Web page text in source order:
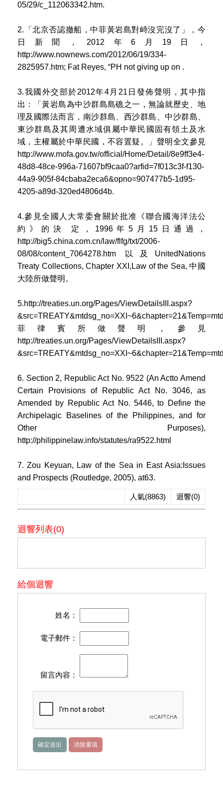
05/29/c_112063342.htm.
2.「北京否認撤船，中菲黃岩島對峙沒完沒了」，今
日新聞，2012年6月19日，
http://www.nownews.com/2012/06/19/334-
2825957.htm; Fat Reyes, “PH not giving up on .
3.我國外交部於2012年4月21日發佈聲明，其中指
出：「黃岩島為中沙群島島礁之一，無論就歷史、地
理及國際法而言，南沙群島、西沙群島、中沙群島、
東沙群島及其周遭水域俱屬中華民國固有領土及水
域，主權屬於中華民國，不容置疑。」聲明全文參見
http://www.mofa.gov.tw/official/Home/Detail/8e9ff3e4-
48d8-48ce-996a-71607bf9caa0?arfid=7f013c3f-f130-
44a9-905f-84cbaba2eca6&opno=907477b5-1d95-
4205-a89d-320ed4806d4b.
4.參見全國人大常委會關於批准《聯合國海洋法公
約》的決 定，1996年5月15日通過，
http://big5.china.com.cn/law/flfg/txt/2006-
08/08/content_7064278.htm 以及UnitedNations
Treaty Collections, Chapter XXI,Law of the Sea, 中國
大陸所做聲明。
5.http://treaties.un.org/Pages/ViewDetailsIII.aspx?
菲律賓所做聲明，參見
http://treaties.un.org/Pages/ViewDetailsIII.aspx?
6. Section 2, Republic Act No. 9522 (An Actto Amend
Certain Provisions of Republic Act No. 3046, as
Amended by Republic Act No. 5446, to Define the
Archipelagic Baselines of the Philippines, and for
Other Purposes),
http://philippinelaw.info/statutes/ra9522.html
7. Zou Keyuan, Law of the Sea in East Asia:Issues
and Prospects (Routledge, 2005), at63.
迴響(0)
人氣(8863)
迴響列表(0)
給個迴響
姓名：
電子郵件：
留言內容：